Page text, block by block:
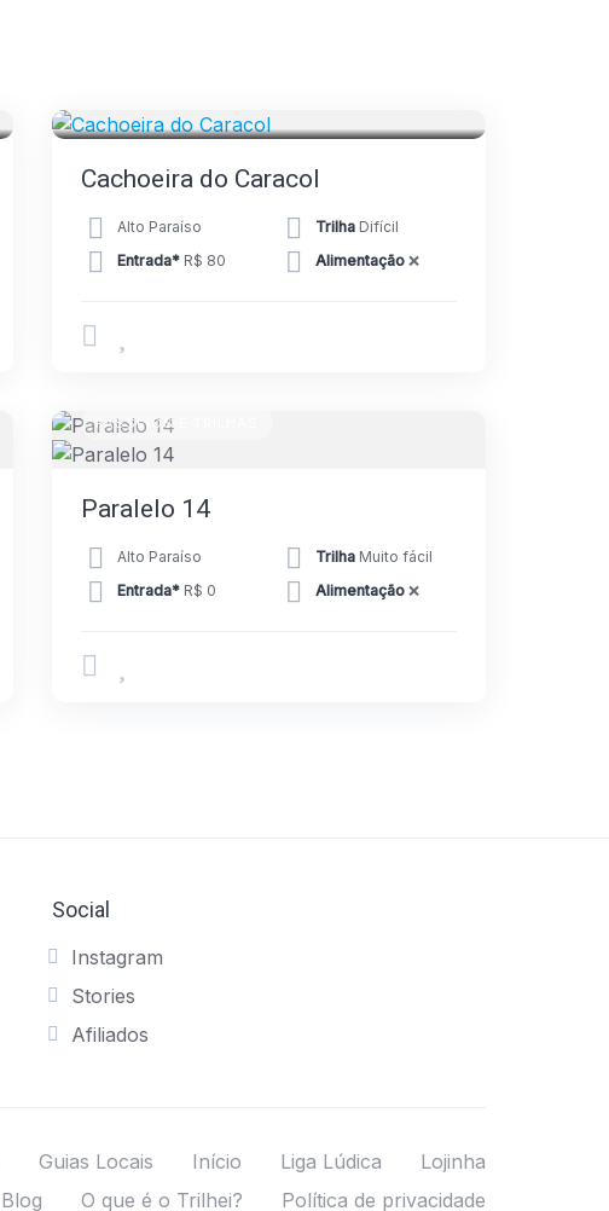
Cachoeira do Caracol
Alto Paraíso TrilhaDifícil
Entrada* R$ 80 Alimentação❌
PASSEIOS E TRILHAS
Paralelo 14
Alto Paraíso TrilhaMuito fácil
Entrada* R$ 0 Alimentação❌
Social
Instagram
Stories
Afiliados
Guias Locais Início Liga Lúdica
Lojinha
Blog O que é o Trilhei? Política de privacidade